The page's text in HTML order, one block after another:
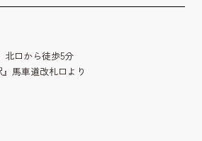
北口から徒歩5分
馬車道改札口より